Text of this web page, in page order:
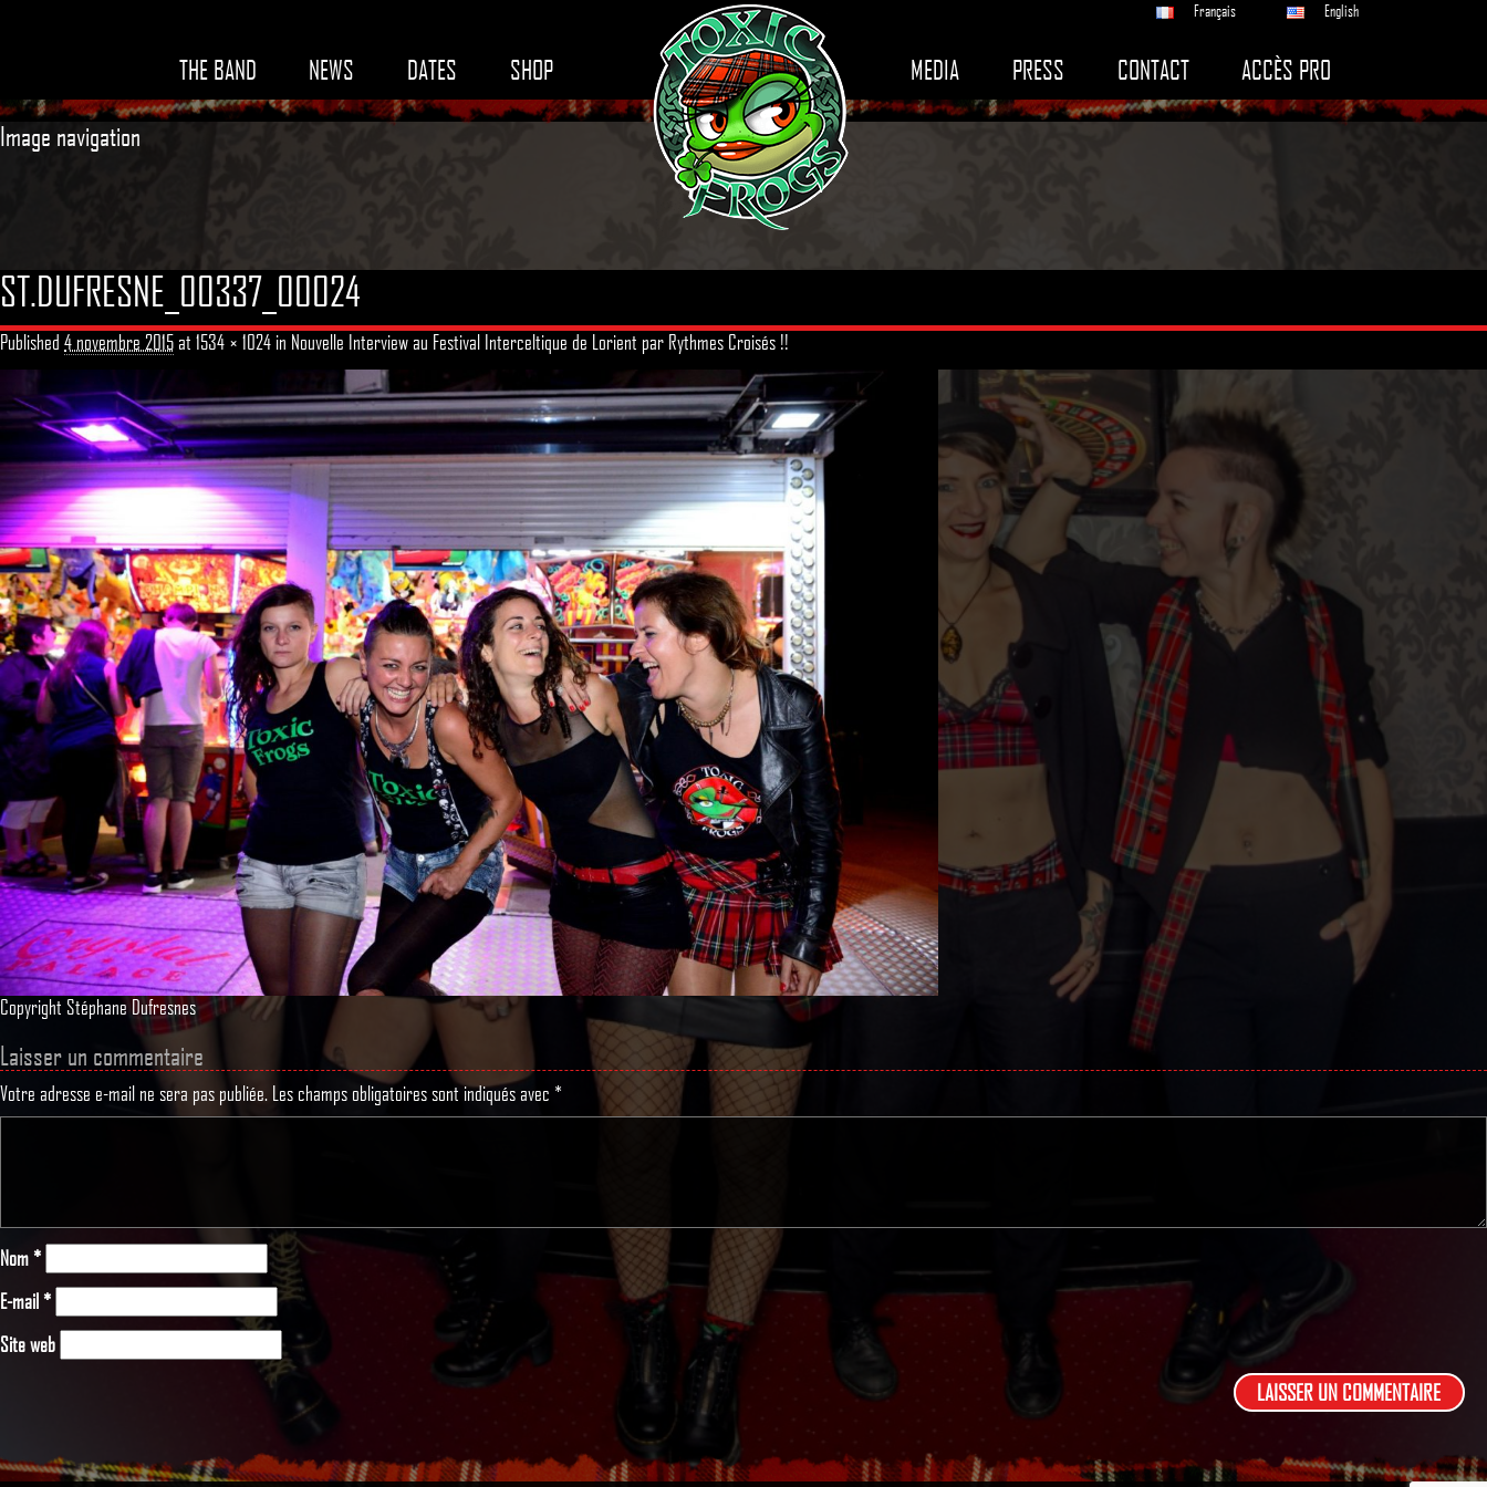
Français English
THE BAND NEWS DATES SHOP MEDIA PRESS CONTACT ACCÈS PRO
Image navigation
ST.DUFRESNE_00337_00024
Published 4 novembre 2015 at 1534 × 1024 in Nouvelle Interview au Festival Interceltique de Lorient par Rythmes Croisés !!
Copyright Stéphane Dufresnes
Laisser un commentaire
Votre adresse e-mail ne sera pas publiée. Les champs obligatoires sont indiqués avec *
Nom *
E-mail *
Site web